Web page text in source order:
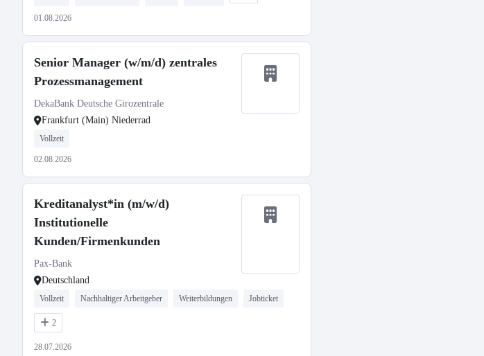
01.08.2026
Senior Manager (w/m/d) zentrales
Prozessmanagement
DekaBank Deutsche Girozentrale
Frankfurt (Main) Niederrad
Vollzeit
02.08.2026
Kreditanalyst*in (m/w/d)
Institutionelle
Kunden/Firmenkunden
Pax-Bank
Deutschland
Vollzeit Nachhaltiger Arbeitgeber Weiterbildungen Jobticket
2
28.07.2026